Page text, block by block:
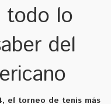
todo lo
del
, el torneo de tenis más